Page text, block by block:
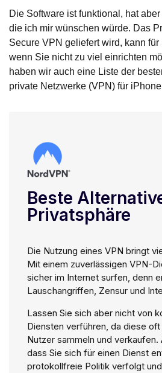
Die Software ist funktional, hat
die ich mir wünschen würde. Das
Secure VPN geliefert wird, kann
wenn Sie nicht zu viel einrichten
haben wir auch eine Liste der
private Netzwerke (VPN) für
Beste
Privatsphäre
Die Nutzung eines VPN bringt
Mit einem zuverlässigen VPN-
sicher im Internet surfen, denn
Lauschangriffen, Zensur und
Lassen Sie sich aber nicht von
Diensten verführen, da diese
Nutzer sammeln und verkaufen.
dass Sie sich für einen Dienst
protokollfreie Politik verfolgt